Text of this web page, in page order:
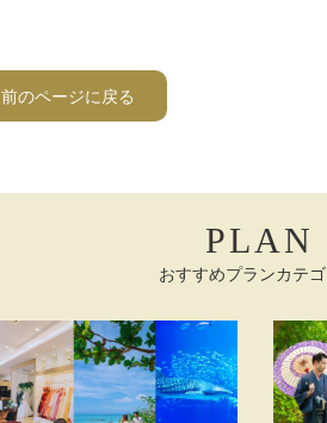
前のページに戻る
PLAN
おすすめプランカテ